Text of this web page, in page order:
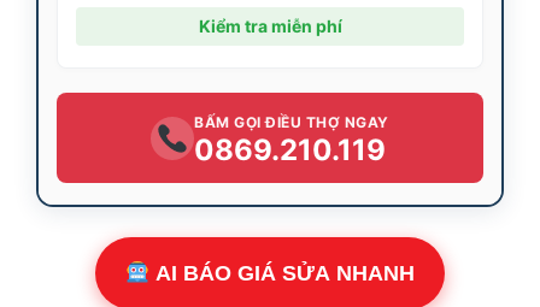
Kiểm tra miễn phí
BẤM GỌI ĐIỀU THỢ NGAY
0869.210.119
AI BÁO GIÁ SỬA NHANH